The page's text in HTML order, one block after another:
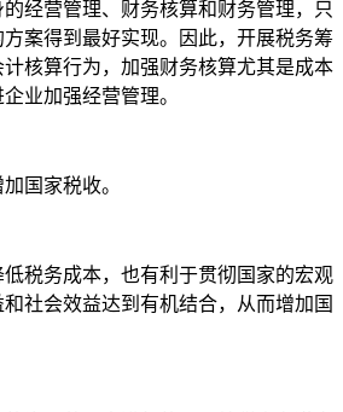
经营管理、财务核算和财务管理，只
案得到最好实现。因此，开展税务筹
核算行为，加强财务核算尤其是成本
业加强经营管理。
国家税收。
税务成本，也有利于贯彻国家的宏观
社会效益达到有机结合，从而增加国